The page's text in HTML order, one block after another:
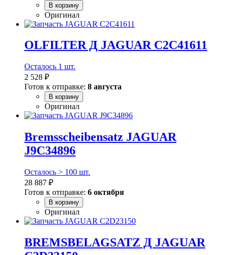
В корзину
Оригинал
OLFILTER Д JAGUAR C2C41611
Осталось 1 шт.
2 528 ₽
Готов к отправке: 8 августа
В корзину
Оригинал
Bremsscheibensatz JAGUAR
J9C34896
Осталось > 100 шт.
28 887 ₽
Готов к отправке: 6 октября
В корзину
Оригинал
BREMSBELAGSATZ Д JAGUAR